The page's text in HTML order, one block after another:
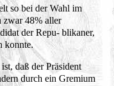
so bei der Wahl im
zwar 48% aller
der Repu- blikaner,
konnte.
daß der Präsident
durch ein Gremium